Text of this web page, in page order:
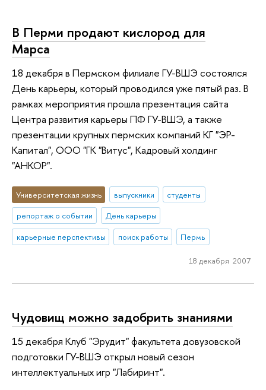
В Перми продают кислород для
Марса
18 декабря в Пермском филиале ГУ-ВШЭ состоялся
День карьеры, который проводился уже пятый раз. В
рамках мероприятия прошла презентация сайта
Центра развития карьеры ПФ ГУ-ВШЭ, а также
презентации крупных пермских компаний КГ "ЭР-
Капитал", ООО "ГК "Витус", Кадровый холдинг
"АНКОР".
Университетская жизнь выпускники
студенты
репортаж о событии
День карьеры
карьерные перспективы
поиск работы Пермь
18 декабря 2007
Чудовищ можно задобрить знаниями
15 декабря Клуб "Эрудит" факультета довузовской
подготовки ГУ-ВШЭ открыл новый сезон
интеллектуальных игр "Лабиринт".